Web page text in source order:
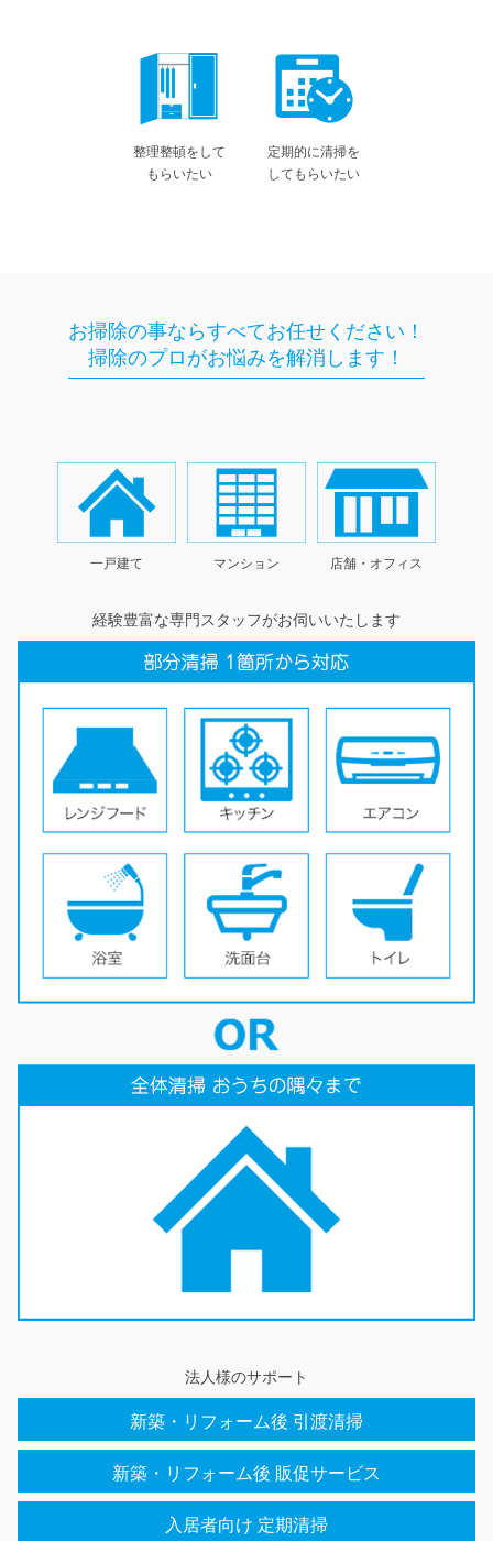
整理整頓をして
もらいたい
定期的に清掃を
してもらいたい
お掃除の事ならすべてお任せください！
掃除のプロがお悩みを解消します！
一戸建て マンション 店舗・オフィス
経験豊富な専門スタッフがお伺いいたします
法人様のサポート
新築・リフォーム後 引渡清掃
新築・リフォーム後 販促サービス
入居者向け 定期清掃